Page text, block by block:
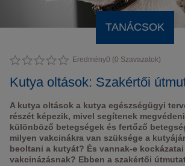
TANÁCSOK
Eredmény0 (0 Szavazatok)
Kutya oltások: Szakértői
A kutya oltások a kutya egészségügyi
részét képezik, mivel segítenek
különböző betegségek és fertőző
milyen vakcinákra van szüksége a
beoltani a kutyát? És vannak-e
vakcinázásnak? Ebben a szakértői